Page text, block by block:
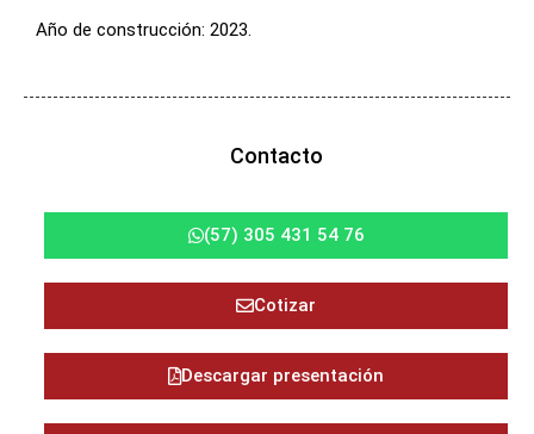
Año de construcción: 2023.
Contacto
(57) 305 431 54 76
Cotizar
Descargar presentación